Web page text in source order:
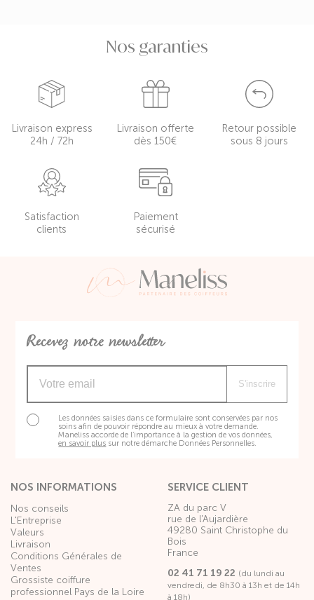
Nos garanties
Livraison express
24h / 72h
Livraison offerte
dès 150€
Retour possible
sous 8 jours
Satisfaction
clients
Paiement
sécurisé
NOS INFORMATIONS
Nos conseils
L'Entreprise
Valeurs
Livraison
Conditions Générales de
Ventes
Grossiste coiffure
professionnel Pays de la Loire
SERVICE CLIENT
ZA du parc V
rue de l'Aujardière
49280 Saint Christophe du
Bois
France
02 41 71 19 22 (du lundi au
vendredi, de 8h30 à 13h et de 14h
à 18h)
Recevez notre newsletter
S'inscrire
Les données saisies dans ce formulaire sont conservées par nos
soins afin de pouvoir répondre au mieux à votre demande.
Maneliss accorde de l’importance à la gestion de vos données,
en savoir plus sur notre démarche Données Personnelles.